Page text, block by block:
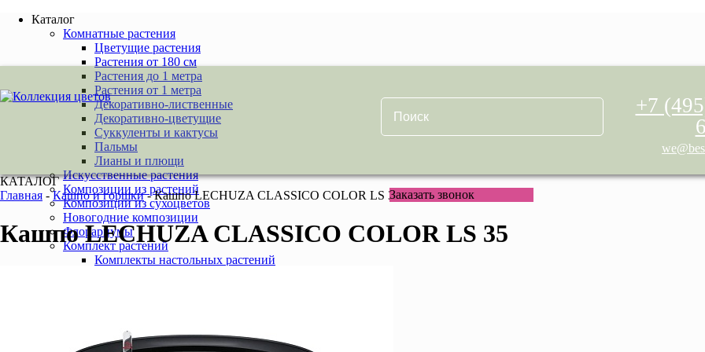
Каталог
Комнатные растения
Цветущие растения
Растения от 180 см
Растения до 1 метра
Растения от 1 метра
Декоративно-лиственные
Декоративно-цветущие
Суккуленты и кактусы
Пальмы
Лианы и плющи
Искусственные растения
Композиции из растений
Композиции из сухоцветов
Новогодние композиции
Флорариумы
Комплект растений
Комплекты настольных растений
Новогоднее оформление
+7
Заказать звонок
КАТАЛОГ
Главная - Кашпо и горшки - Кашпо LECHUZA CLASSICO COLOR LS 35
Кашпо LECHUZA CLASSICO COLOR LS 35